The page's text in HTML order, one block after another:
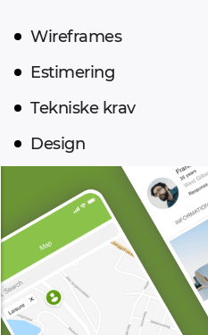
Wireframes
Estimering
Tekniske krav
Design